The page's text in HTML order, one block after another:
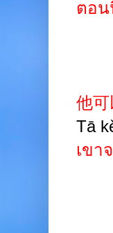
ตอน
他可
Tā
เขา